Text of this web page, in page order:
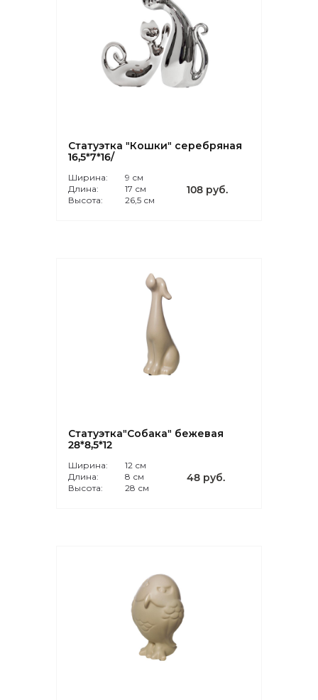
Статуэтка "Кошки" серебряная
16,5*7*16/
Ширина:
9 см
Длина:
17 см
Высота:
26,5 см
108 руб.
Статуэтка"Собака" бежевая
28*8,5*12
Ширина:
12 см
Длина:
8 см
Высота:
28 см
48 руб.